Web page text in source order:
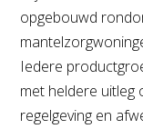
opgebouwd
Iedere
met heldere uitleg
regelgeving en